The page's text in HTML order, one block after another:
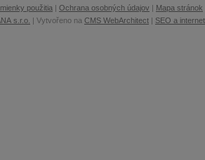
použitia | Ochrana osobných údajov | Mapa stránok
s.r.o. | Vytvořeno na CMS WebArchitect | SEO a